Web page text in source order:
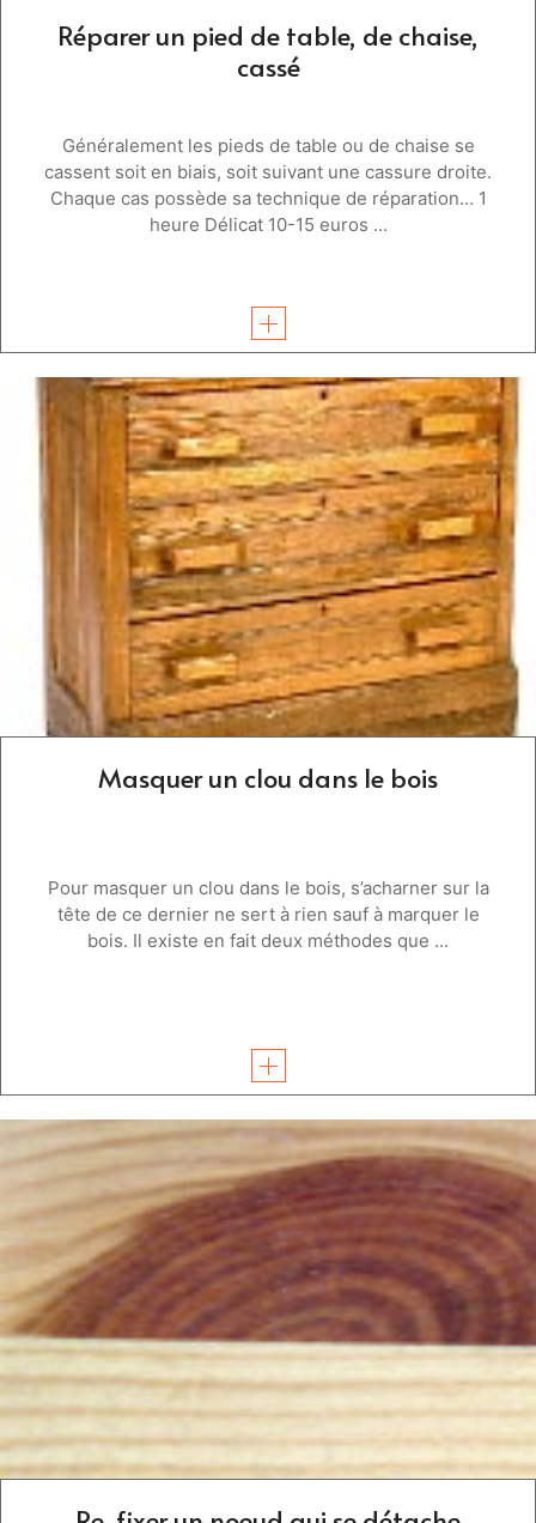
Réparer un pied de table, de chaise,
cassé
Généralement les pieds de table ou de chaise se
cassent soit en biais, soit suivant une cassure droite.
Chaque cas possède sa technique de réparation… 1
heure Délicat 10-15 euros ...
Masquer un clou dans le bois
Pour masquer un clou dans le bois, s’acharner sur la
tête de ce dernier ne sert à rien sauf à marquer le
bois. Il existe en fait deux méthodes que ...